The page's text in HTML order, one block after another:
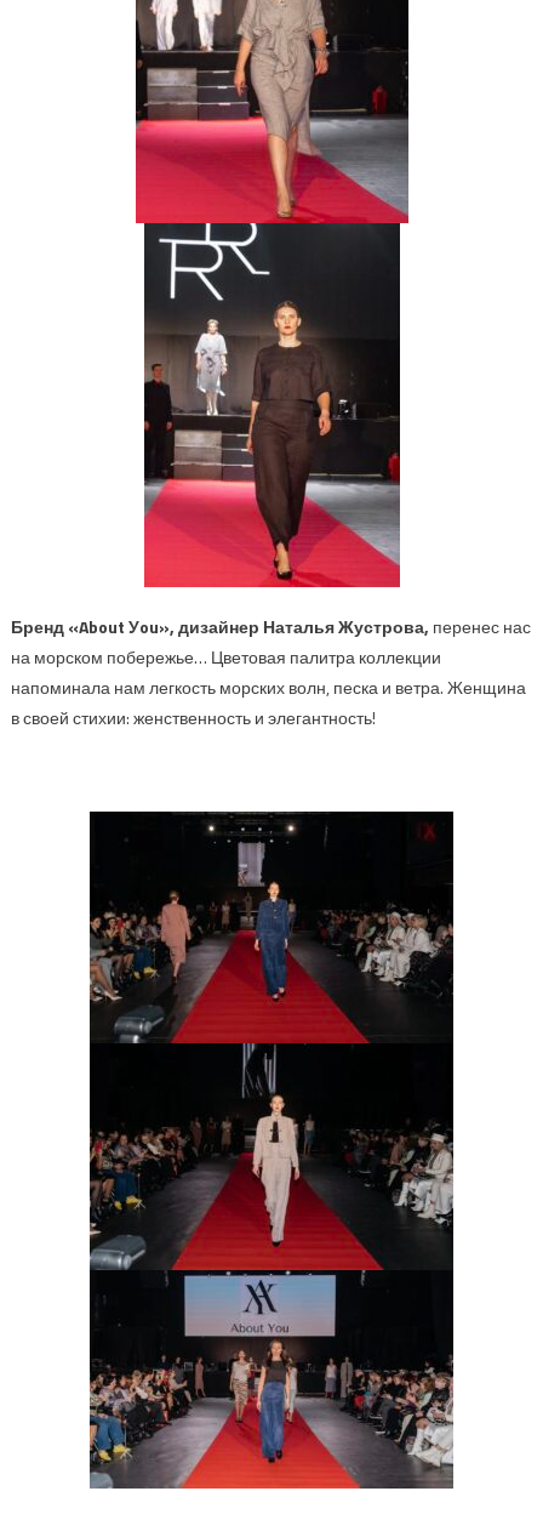
Бренд«AboutУou», дизайнер НатальяЖустрова, перенес нас
на морском побережье… Цветовая палитра коллекции
напоминала нам легкость морских волн, песка и ветра. Женщина
в своей стихии: женственность и элегантность!